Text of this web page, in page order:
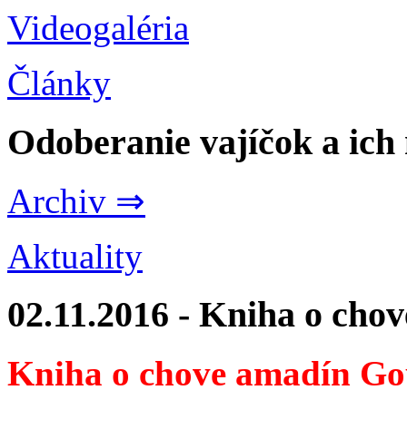
Videogaléria
Články
Odoberanie vajíčok a
Archiv ⇒
Aktuality
02.11.2016 - Kniha o
Kniha o chove amadín